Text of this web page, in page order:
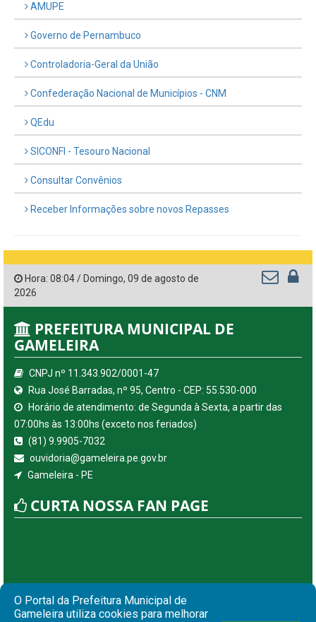
AMUPE
Governo de Pernambuco
Controladoria-Geral da União
Confederação Nacional de Municípios - CNM
QEdu
SICONFI - Tesouro Nacional
Consultar Convênios
Receber Informações sobre novos Repasses
Hora: 08:04/ Domingo, 09 de agosto de
2026
PREFEITURA MUNICIPAL DE
GAMELEIRA
CNPJ nº 11.343.902/0001-47
Rua José Barradas, nº 95, Centro - CEP: 55.530-000
Horário de atendimento: de Segunda à Sexta, a partir das
07:00hs às 13:00hs (exceto nos feriados)
(81) 9.9905-7032
ouvidoria@gameleira.pe.gov.br
Gameleira - PE
CURTA NOSSA FAN PAGE
O Portal da Prefeitura Municipal de
Gameleira utiliza cookies para melhorar